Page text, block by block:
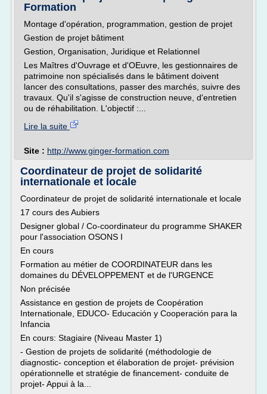
Formation
Montage d'opération, programmation, gestion de projet
Gestion de projet bâtiment
Gestion, Organisation, Juridique et Relationnel
Les Maîtres d'Ouvrage et d'OEuvre, les gestionnaires de
patrimoine non spécialisés dans le bâtiment doivent
lancer des consultations, passer des marchés, suivre des
travaux. Qu'il s'agisse de construction neuve, d'entretien
ou de réhabilitation. L'objectif :...
Lire la suite
Site : http://www.ginger-formation.com
Coordinateur de projet de solidarité
internationale et locale
Coordinateur de projet de solidarité internationale et locale
17 cours des Aubiers
Designer global / Co-coordinateur du programme SHAKER
pour l'association OSONS I
En cours
Formation au métier de COORDINATEUR dans les
domaines du DÉVELOPPEMENT et de l'URGENCE
Non précisée
Assistance en gestion de projets de Coopération
Internationale, EDUCO- Educación y Cooperación para la
Infancia
En cours: Stagiaire (Niveau Master 1)
- Gestion de projets de solidarité (méthodologie de
diagnostic- conception et élaboration de projet- prévision
opérationnelle et stratégie de financement- conduite de
projet- Appui à la...